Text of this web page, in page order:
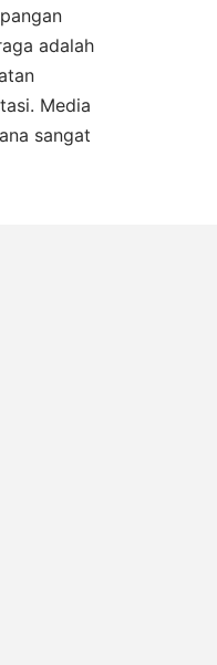
adalah
Media
sangat